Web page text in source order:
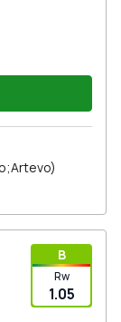
B
Rw
1.05